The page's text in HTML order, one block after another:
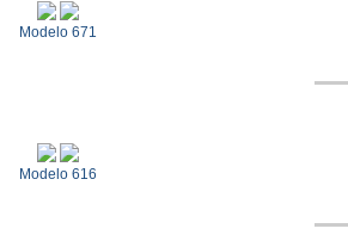
Modelo 671
Modelo 616